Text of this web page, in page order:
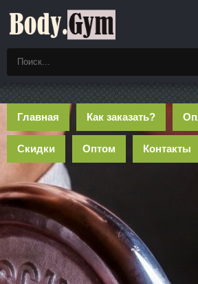
Главная Как заказать?
Скидки Оптом Контакты